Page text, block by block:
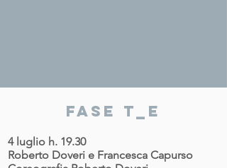
FASE T_E
4 luglio h. 19.30
Roberto Doveri e Francesca Capurso